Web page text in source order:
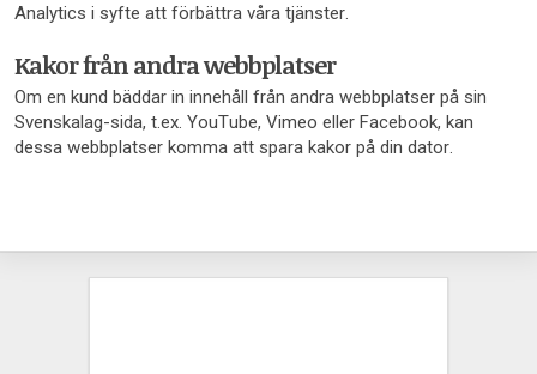
Analytics i syfte att förbättra våra tjänster.
Kakor från andra webbplatser
Om en kund bäddar in innehåll från andra webbplatser på sin
Svenskalag-sida, t.ex. YouTube, Vimeo eller Facebook, kan
dessa webbplatser komma att spara kakor på din dator.